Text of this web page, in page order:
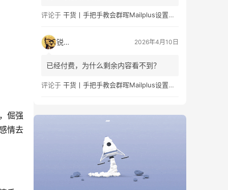
倔强
情去
评论于 干货丨手把手教会群晖Mailplus设置及邮件免拒收（SPF、DMARC、DKIM）
锐子 2026年4月10日
已经付费，为什么剩余内容看不到？
评论于 干货丨手把手教会群晖Mailplus设置及邮件免拒收（SPF、DMARC、DKIM）